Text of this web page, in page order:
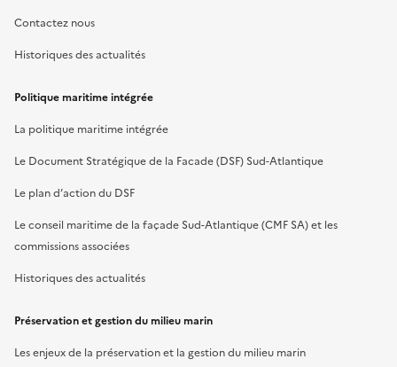
Contactez nous
Historiques des actualités
Politique maritime intégrée
La politique maritime intégrée
Le Document Stratégique de la Facade (DSF) Sud-Atlantique
Le plan d’action du DSF
Le conseil maritime de la façade Sud-Atlantique (CMF SA) et les
commissions associées
Historiques des actualités
Préservation et gestion du milieu marin
Les enjeux de la préservation et la gestion du milieu marin